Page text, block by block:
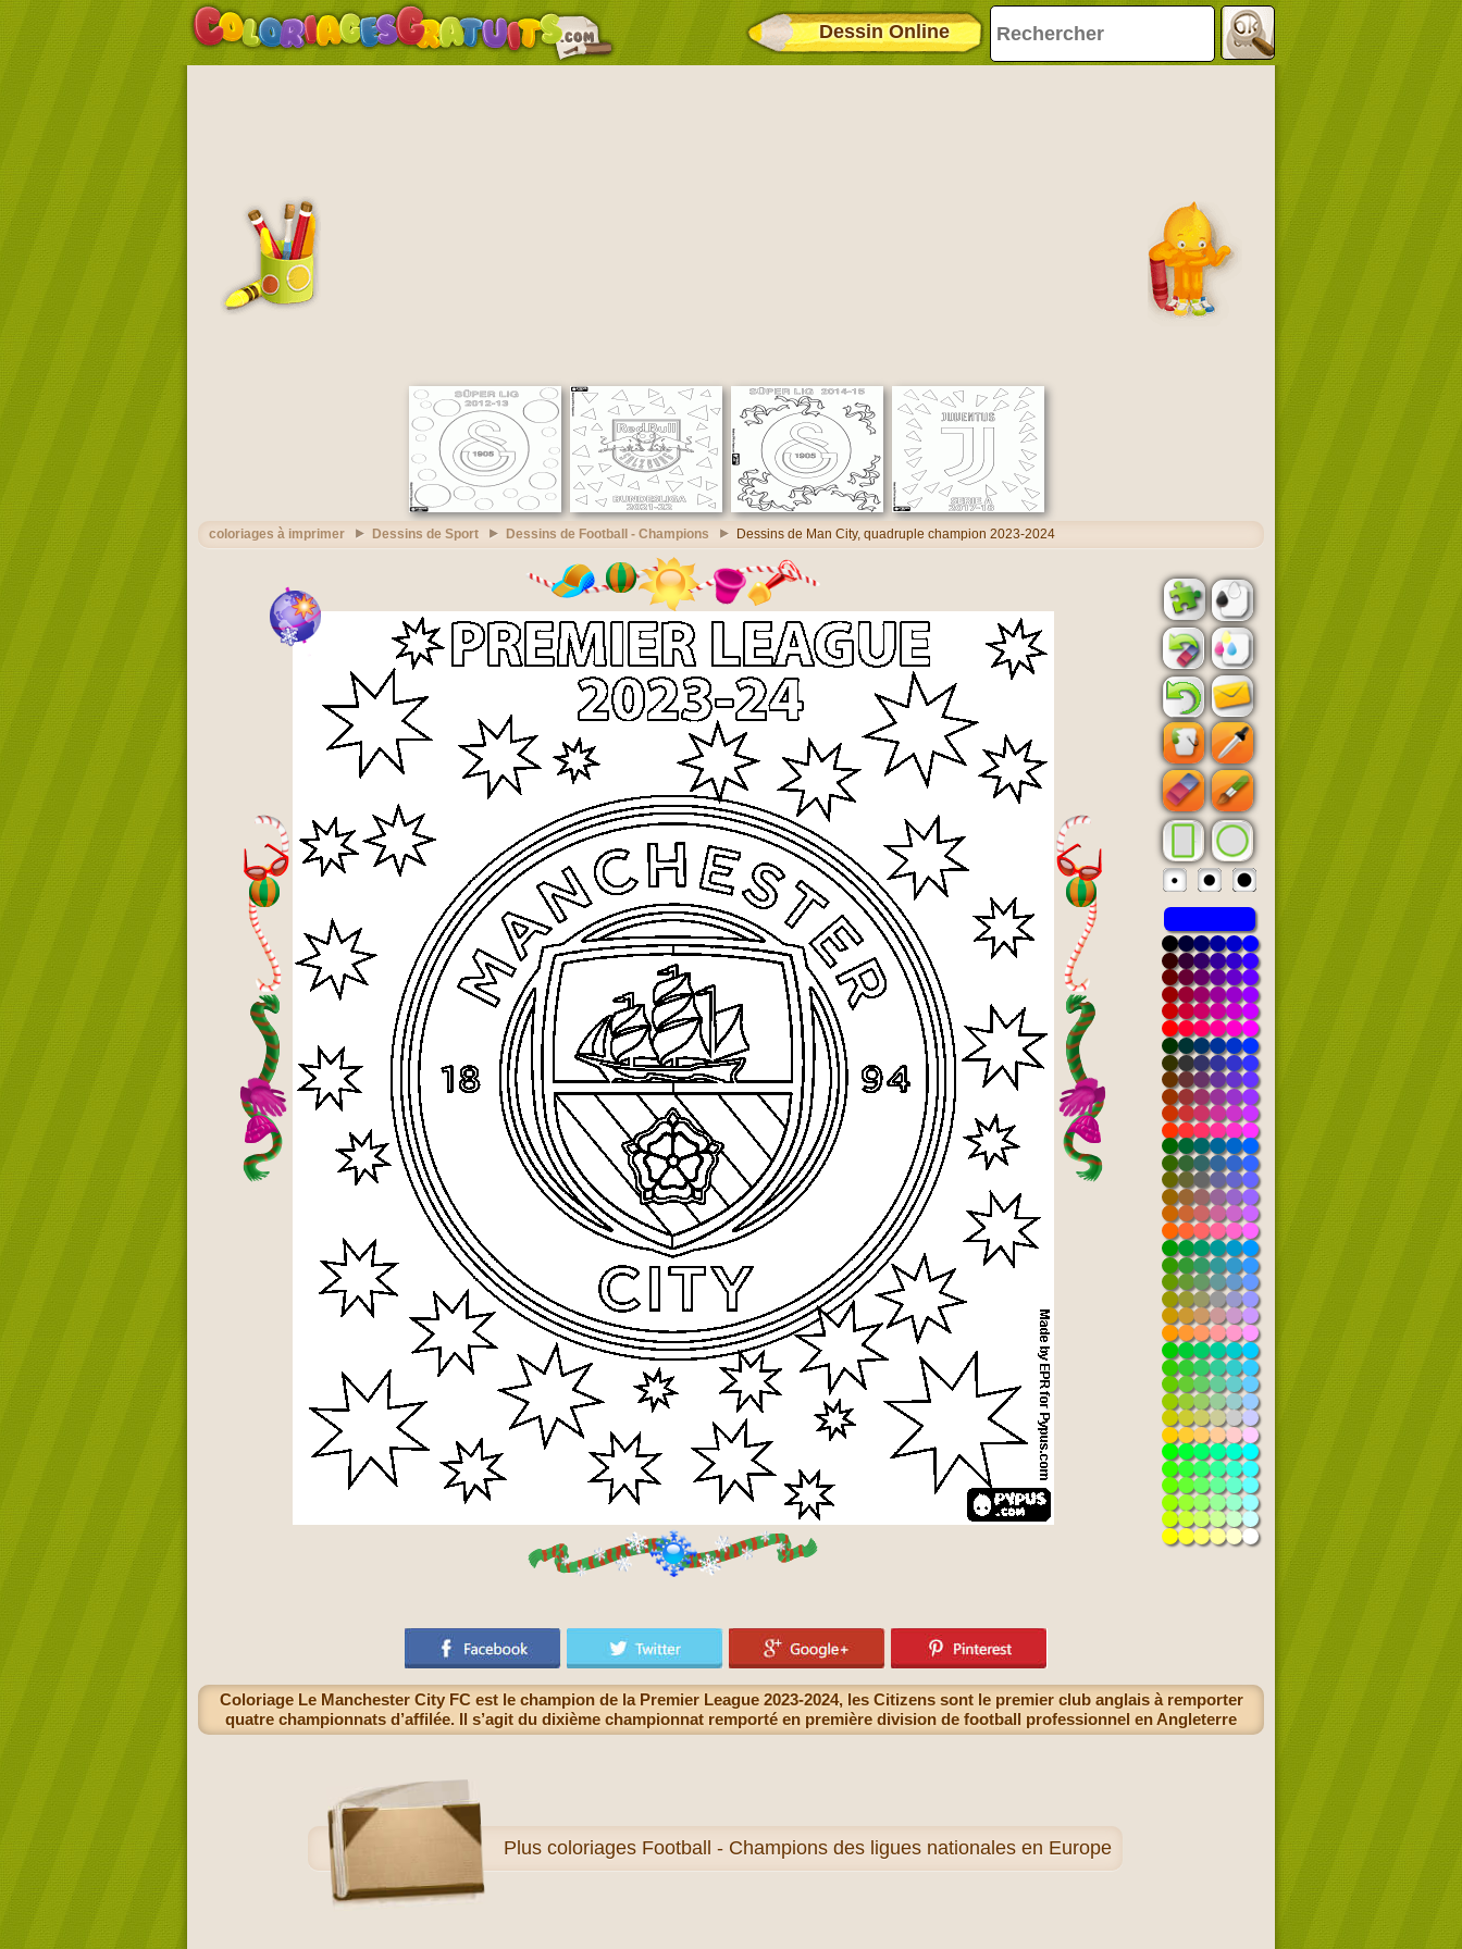
Dessin Online
coloriages à imprimer Dessins de Sport Dessins de Football - Champions Dessins de Man City, quadruple champion 2023-2024
Coloriage Le Manchester City FC est le champion de la Premier League 2023-2024, les Citizens sont le premier club anglais à remporter
quatre championnats d’affilée. Il s’agit du dixième championnat remporté en première division de football professionnel en Angleterre
Plus coloriages Football - Champions des ligues nationales en Europe